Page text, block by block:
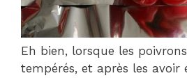
Eh bien, lorsque les
tempérés, et après les avoir